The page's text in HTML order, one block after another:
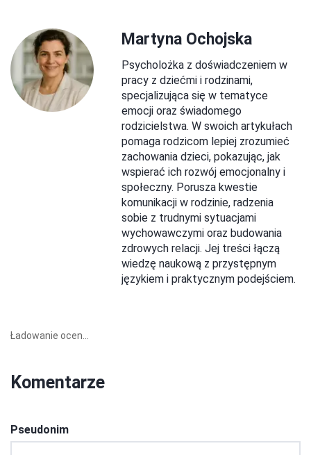
Martyna Ochojska
Psycholożka z doświadczeniem w
pracy z dziećmi i rodzinami,
specjalizująca się w tematyce
emocji oraz świadomego
rodzicielstwa. W swoich artykułach
pomaga rodzicom lepiej zrozumieć
zachowania dzieci, pokazując, jak
wspierać ich rozwój emocjonalny i
społeczny. Porusza kwestie
komunikacji w rodzinie, radzenia
sobie z trudnymi sytuacjami
wychowawczymi oraz budowania
zdrowych relacji. Jej treści łączą
wiedzę naukową z przystępnym
językiem i praktycznym podejściem.
Ładowanie ocen...
Komentarze
Pseudonim